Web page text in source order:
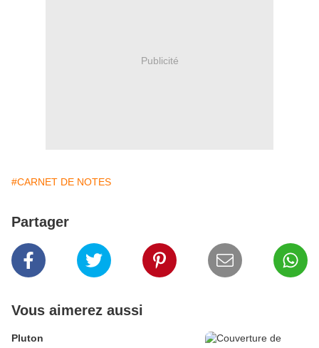
Publicité
#CARNET DE NOTES
Partager
Vous aimerez aussi
Pluton